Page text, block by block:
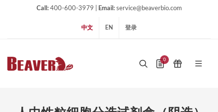
Call:400-600-3979 | Email:service@beaverbio.com
中文 EN 登录
0